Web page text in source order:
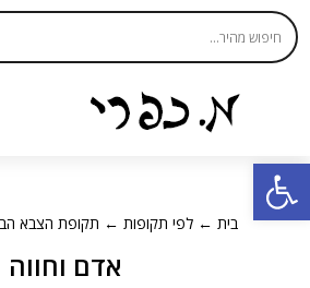
פתח סרגל נגישות
בית ←לפי תקופות ← תקופת הצבא
אדם וחווה